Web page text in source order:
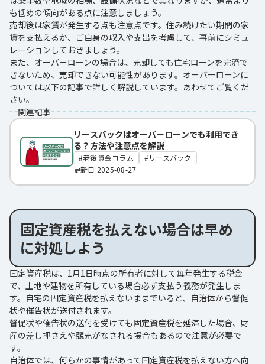
も低めの傾向がある点に注意しましょう。
売却後は家賃が発生する点も注意点です。住み続けたい期間の家
賃を支払えるか、ご自身の収入や支出を考慮して、事前にシミュ
レーションしておきましょう。
また、オーバーローンの場合は、売却しても住宅ローンを完済で
きないため、売却できない可能性があります。オーバーローンに
ついては以下の記事で詳しく解説しています。あわせてご覧くだ
さい。
関連記事
リースバックはオーバーローンでも利用でき
る？方法や注意点を解説
老後資金コラム
リースバック
更新日:2025-08-27
固定資産税を払えない場合は早め
に対処しよう
固定資産税は、1月1日時点の所有者に対して毎年発生する税金
で、土地や建物を所有している場合必ず支払う義務が発生しま
す。自宅の固定資産税を払えないままでいると、自治体から督促
状や催告状が送付されます。
督促状や催告状の送付を受けても固定資産税を延滞した場合、財
産の差し押さえや競売がなされる場合もあるので注意が必要で
す。
自治体では、何らかの事情があって固定資産税を払えない方へ向